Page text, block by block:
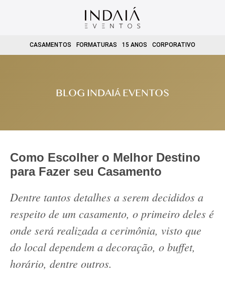
CASAMENTOS FORMATURAS 15 ANOS CORPORATIVO
BLOG INDAIÁ EVENTOS
Como Escolher o Melhor Destino
para Fazer seu Casamento
Dentre tantos detalhes a serem decididos a
respeito de um casamento, o primeiro deles é
onde será realizada a cerimônia, visto que
do local dependem a decoração, o buffet,
horário, dentre outros.